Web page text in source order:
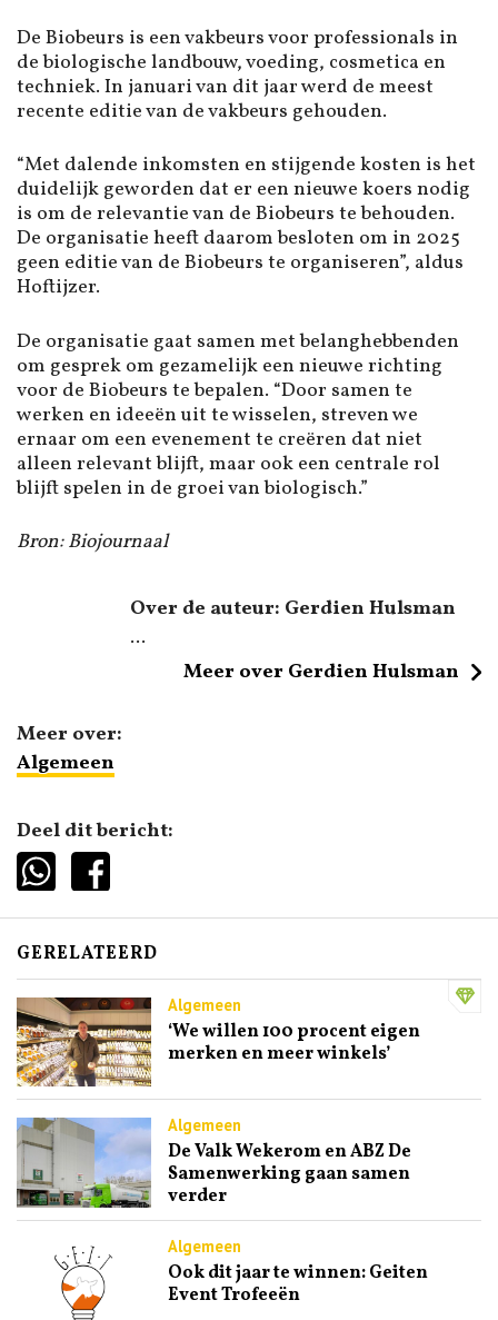
De Biobeurs is een vakbeurs voor professionals in
de biologische landbouw, voeding, cosmetica en
techniek. In januari van dit jaar werd de meest
recente editie van de vakbeurs gehouden.
“Met dalende inkomsten en stijgende kosten is het
duidelijk geworden dat er een nieuwe koers nodig
is om de relevantie van de Biobeurs te behouden.
De organisatie heeft daarom besloten om in 2025
geen editie van de Biobeurs te organiseren”, aldus
Hoftijzer.
De organisatie gaat samen met belanghebbenden
om gesprek om gezamelijk een nieuwe richting
voor de Biobeurs te bepalen. “Door samen te
werken en ideeën uit te wisselen, streven we
ernaar om een evenement te creëren dat niet
alleen relevant blijft, maar ook een centrale rol
blijft spelen in de groei van biologisch.”
Bron: Biojournaal
Over de auteur: Gerdien Hulsman
...
Meer over Gerdien Hulsman
Meer over:
Algemeen
Deel dit bericht:
GERELATEERD
Algemeen
‘We willen 100 procent eigen
merken en meer winkels’
Algemeen
De Valk Wekerom en ABZ De
Samenwerking gaan samen
verder
Algemeen
Ook dit jaar te winnen: Geiten
Event Trofeeën